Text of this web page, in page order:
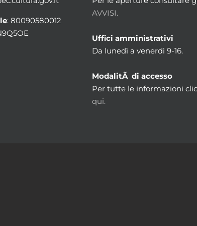
: 80090580012
AVVISI.
Uffici amministrativi
Da lunedì a venerdì 9-16.
ModalitÃ di accesso
Per tutte le informazioni
qui.